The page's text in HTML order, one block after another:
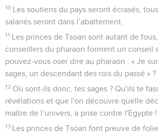
10 Les soutiens du pays seront écrasés,
salariés seront dans l’abattement.
11 Les princes de Tsoan sont autant de
conseillers du pharaon forment un conseil
pouvez-vous oser dire au pharaon : « Je
sages, un descendant des rois du passé » ?
12 Où sont-ils donc, tes sages ? Qu'ils te
révélations et que l'on découvre quelle
maître de l’univers, a prise contre l'Egypte !
13 Les princes de Tsoan font preuve de